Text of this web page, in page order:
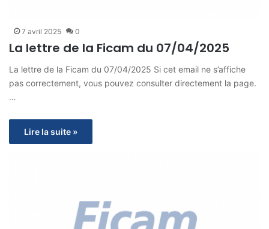
7 avril 2025 0
La lettre de la Ficam du 07/04/2025
La lettre de la Ficam du 07/04/2025 Si cet email ne s’affiche
pas correctement, vous pouvez consulter directement la page.
…
Lire la suite »